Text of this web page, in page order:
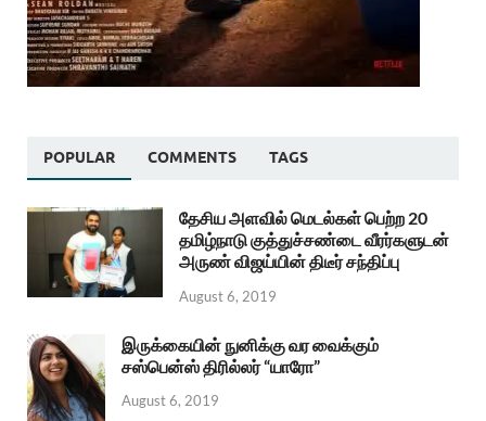
POPULAR COMMENTS TAGS
தேசிய அளவில் மெடல்கள் பெற்ற 20
தமிழ்நாடு குத்துச்சண்டை வீரர்களுடன்
அருண் விஜய்யின் திடீர் சந்திப்பு
August 6, 2019
இருக்கையின் நுனிக்கு வர வைக்கும்
சஸ்பென்ஸ் திரில்லர் “யாரோ”
August 6, 2019